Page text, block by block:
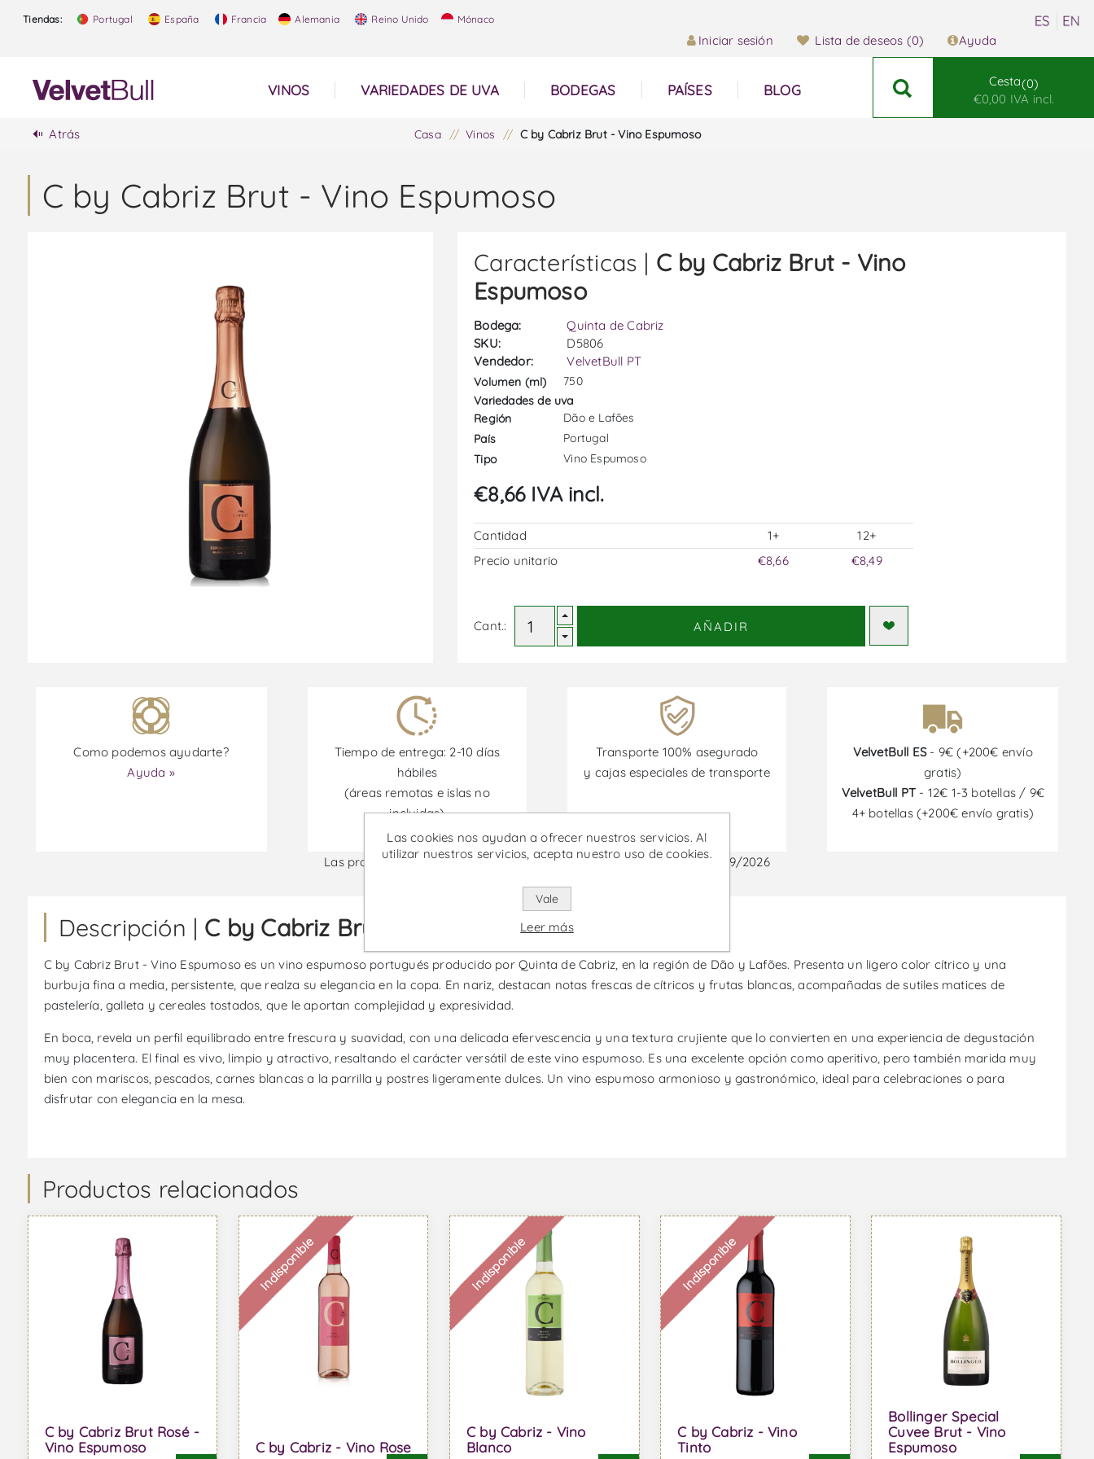
Tiendas: Portugal España Francia Alemania Reino Unido Mónaco
Iniciar sesión Lista de deseos (0) Ayuda
VINOS VARIEDADES DE UVA BODEGAS PAÍSES BLOG
Cesta 0
€0,00 IVA incl.
Atrás Casa / Vinos / C by Cabriz Brut - Vino Espumoso
C by Cabriz Brut - Vino Espumoso
Características | C by Cabriz Brut - Vino
Espumoso
Bodega:
Quinta de Cabriz
SKU:
D5806
Vendedor:
VelvetBull PT
Volumen (ml)
750
Variedades de uva
Región
Dão e Lafões
País
Portugal
Tipo
Vino Espumoso
€8,66 IVA incl.
Cantidad 1+
12+
Precio unitario
€8,66 €8,49
Cant.: AÑADIR
Como podemos ayudarte?
Ayuda »
Tiempo de entrega: 2-10 días
hábiles
(áreas remotas e islas no
incluidas)
Transporte 100% asegurado
y cajas especiales de transporte
VelvetBull ES- 9€ (+200€ envío
gratis)
VelvetBull PT - 12€ 1-3 botellas / 9€
4+ botellas (+200€ envío gratis)
Las promociones están disponibles desde el 30/06/2026 hasta el 30/09/2026
Descripción | C by Cabriz Brut - Vino Espumoso
C by Cabriz Brut - Vino Espumoso es un vino espumoso portugués producido por Quinta de Cabriz, en la región de Dão y Lafões. Presenta un ligero color cítrico y una
burbuja fina a media, persistente, que realza su elegancia en la copa. En nariz, destacan notas frescas de cítricos y frutas blancas, acompañadas de sutiles matices de
pastelería, galleta y cereales tostados, que le aportan complejidad y expresividad.
En boca, revela un perfil equilibrado entre frescura y suavidad, con una delicada efervescencia y una textura crujiente que lo convierten en una experiencia de degustación
muy placentera. El final es vivo, limpio y atractivo, resaltando el carácter versátil de este vino espumoso. Es una excelente opción como aperitivo, pero también marida muy
bien con mariscos, pescados, carnes blancas a la parrilla y postres ligeramente dulces. Un vino espumoso armonioso y gastronómico, ideal para celebraciones o para
disfrutar con elegancia en la mesa.
Productos relacionados
C by Cabriz Brut Rosé -
Vino Espumoso
Indisponible
C by Cabriz - Vino Rose
Indisponible
C by Cabriz - Vino
Blanco
Indisponible
C by Cabriz - Vino
Tinto
Bollinger Special
Cuvee Brut - Vino
Espumoso
Las cookies nos ayudan a ofrecer nuestros servicios. Al
utilizar nuestros servicios, acepta nuestro uso de cookies.
Vale
Leer más